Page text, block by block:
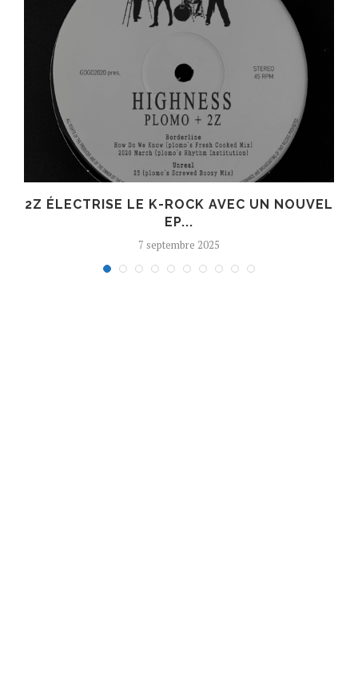
2Z ÉLECTRISE LE K-ROCK AVEC UN NOUVEL
EP...
7 septembre 2025